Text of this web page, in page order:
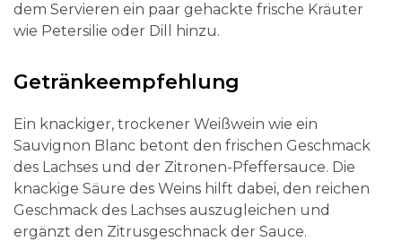
dem Servieren ein paar gehackte frische Kräuter
wie Petersilie oder Dill hinzu.
Getränkeempfehlung
Ein knackiger, trockener Weißwein wie ein
Sauvignon Blanc betont den frischen Geschmack
des Lachses und der Zitronen-Pfeffersauce. Die
knackige Säure des Weins hilft dabei, den reichen
Geschmack des Lachses auszugleichen und
ergänzt den Zitrusgeschnack der Sauce.